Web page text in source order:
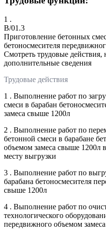
1 .
B/01.3
Приготовление бетонных
бетоносмесителя
Смотреть трудовые
дополнительные сведения
Трудовые действия
1 . Выполнение работ по
смеси в барабан
замеса свыше 1200л
2 . Выполнение работ по
бетонной смеси в барабане
объемом замеса свыше 1200л
месту выгрузки
3 . Выполнение работ по
барабана бетоносмесителя
свыше 1200л
4 . Выполнение работ по
технологического
передвижного объемом